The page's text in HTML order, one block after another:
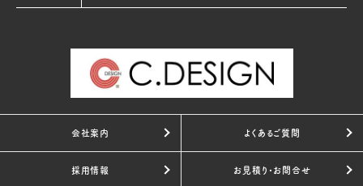
会社案内 よくあるご質問
採用情報 お見積り・お問合せ